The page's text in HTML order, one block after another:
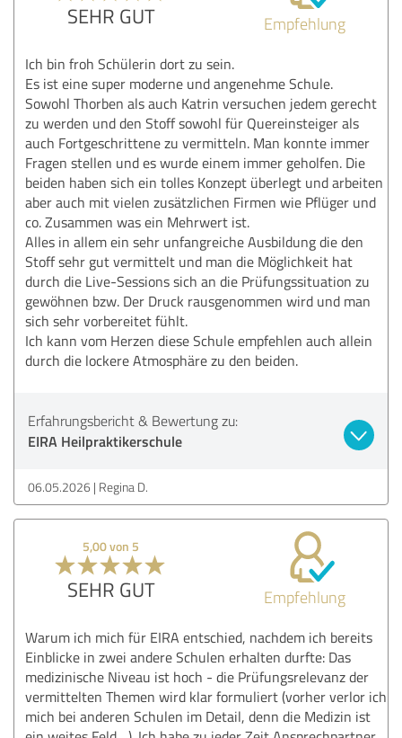
SEHR GUT Empfehlung
Ich bin froh Schülerin dort zu sein.
Es ist eine super moderne und angenehme Schule.
Sowohl Thorben als auch Katrin versuchen jedem gerecht
zu werden und den Stoff sowohl für Quereinsteiger als
auch Fortgeschrittene zu vermitteln. Man konnte immer
Fragen stellen und es wurde einem immer geholfen. Die
beiden haben sich ein tolles Konzept überlegt und arbeiten
aber auch mit vielen zusätzlichen Firmen wie Pflüger und
co. Zusammen was ein Mehrwert ist.
Alles in allem ein sehr unfangreiche Ausbildung die den
Stoff sehr gut vermittelt und man die Möglichkeit hat
durch die Live-Sessions sich an die Prüfungssituation zu
gewöhnen bzw. Der Druck rausgenommen wird und man
sich sehr vorbereitet fühlt.
Ich kann vom Herzen diese Schule empfehlen auch allein
durch die lockere Atmosphäre zu den beiden.
Erfahrungsbericht & Bewertung zu:
EIRA Heilpraktikerschule
06.05.2026 Regina D.
5,00 von 5
SEHR GUT Empfehlung
Warum ich mich für EIRA entschied, nachdem ich bereits
Einblicke in zwei andere Schulen erhalten durfte: Das
medizinische Niveau ist hoch - die Prüfungsrelevanz der
vermittelten Themen wird klar formuliert (vorher verlor ich
mich bei anderen Schulen im Detail, denn die Medizin ist